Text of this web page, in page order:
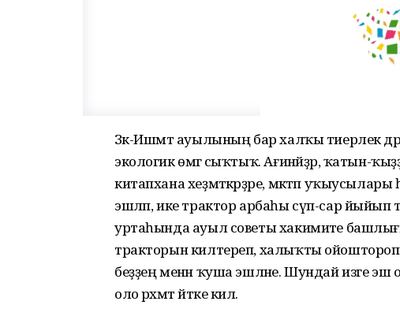
Зәк-Ишмәт ауылының бар халҡы тиерлек
экологик өмәгә сыҡтыҡ. Ағинәйҙәр, ҡатын-
китапхана хеҙмәткәрҙәре, мәктәп
эшләп, ике трактор арбаһы сүп-сар
уртаһында ауыл советы хакимиәте
тракторын килтереп, халыҡты
беҙҙең менән ҡуша эшләне. Шундай изге
оло рәхмәт әйтке килә.